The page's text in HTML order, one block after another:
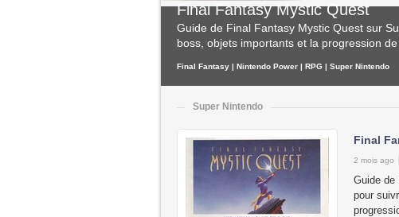
Final Fantasy Mystic Quest
Guide de Final Fantasy Mystic Quest sur
boss, objets importants et la progression de
Final Fantasy | Nintendo Power | RPG | Super Nintendo
Super Nintendo
Final
2 mois ago
Guide de
pour